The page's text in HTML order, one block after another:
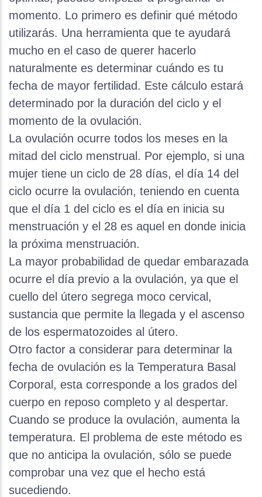
momento. Lo primero es definir qué método
utilizarás. Una herramienta que te ayudará
mucho en el caso de querer hacerlo
naturalmente es determinar cuándo es tu
fecha de mayor fertilidad. Este cálculo estará
determinado por la duración del ciclo y el
momento de la ovulación.
La ovulación ocurre todos los meses en la
mitad del ciclo menstrual. Por ejemplo, si una
mujer tiene un ciclo de 28 días, el día 14 del
ciclo ocurre la ovulación, teniendo en cuenta
que el día 1 del ciclo es el día en inicia su
menstruación y el 28 es aquel en donde inicia
la próxima menstruación.
La mayor probabilidad de quedar embarazada
ocurre el día previo a la ovulación, ya que el
cuello del útero segrega moco cervical,
sustancia que permite la llegada y el ascenso
de los espermatozoides al útero.
Otro factor a considerar para determinar la
fecha de ovulación es la Temperatura Basal
Corporal, esta corresponde a los grados del
cuerpo en reposo completo y al despertar.
Cuando se produce la ovulación, aumenta la
temperatura. El problema de este método es
que no anticipa la ovulación, sólo se puede
comprobar una vez que el hecho está
sucediendo.